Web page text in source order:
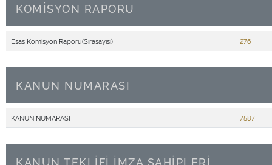
KOMİSYON RAPORU
Esas Komisyon Raporu(Sırasayısı) 276
KANUN NUMARASI
KANUN NUMARASI 7587
KANUN TEKLİFİ İMZA SAHİPLERİ